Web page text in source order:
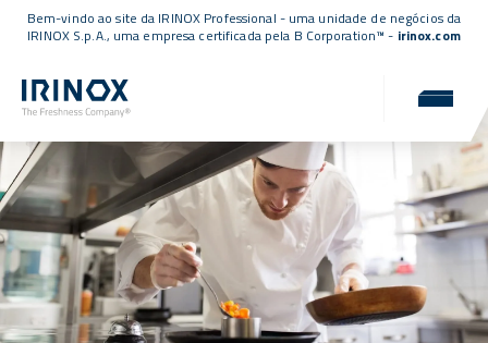
Bem-vindo ao site da IRINOX Professional - uma unidade de negócios da
IRINOX S.p.A., uma empresa certificada pela B Corporation™ - irinox.com